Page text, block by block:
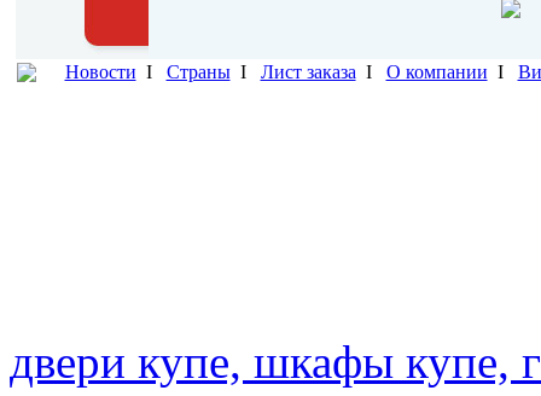
Новости I СтраныI Лист заказа I О компании I
двери купе, шкафы купе,